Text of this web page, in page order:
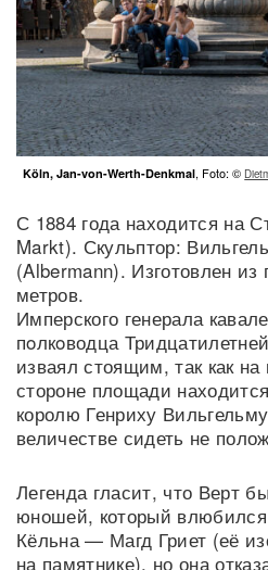
Köln, Jan-von-Werth-Denkmal, Foto: ©
С 1884 года находится на
Markt). Скульптор:
(Albermann). Изготовлен из
метров.
Имперского генерала
пoлкoводца
изваял стоящим, так как
стороне площади
королю Генриху
величестве сидеть не
Легенда гласит, что Верт
юношей, который
Кёльна — Магд Гриет (её
на памятнике), но она